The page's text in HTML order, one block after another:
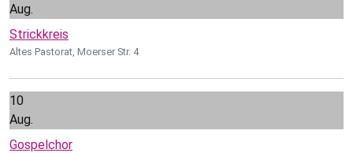
Aug.
Strickkreis
Altes Pastorat, Moerser Str. 4
10
Aug.
Gospelchor